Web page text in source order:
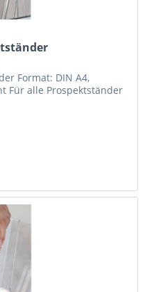
Format: DIN A4,
Für alle Prospektständer